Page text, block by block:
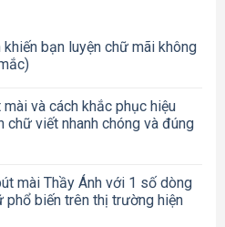
bạn luyện chữ mãi không
và cách khắc phục hiệu
chữ viết nhanh chóng và đúng
mài Thầy Ánh với 1 số dòng
phổ biến trên thị trường hiện